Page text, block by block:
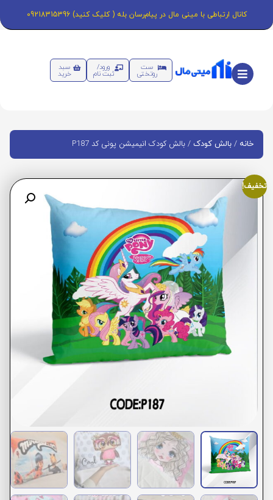
کانال ارتباطی با مینی مال در پیام‌رسان بله ( کلیک کنید) 09218315396
ست
روتختی
ورود/
ثبت نام
سبد
خرید
خانه / بالش کودک / بالش کودک انیمیشن پونی کد P187
تخفیف!